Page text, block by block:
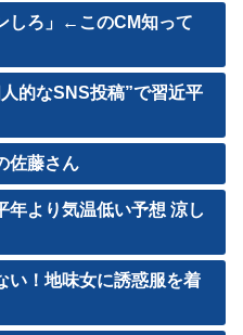
しろ」←このCM知って
的なSNS投稿”で習近平
佐藤さん
年より気温低い予想 涼し
い！地味女に誘惑服を着